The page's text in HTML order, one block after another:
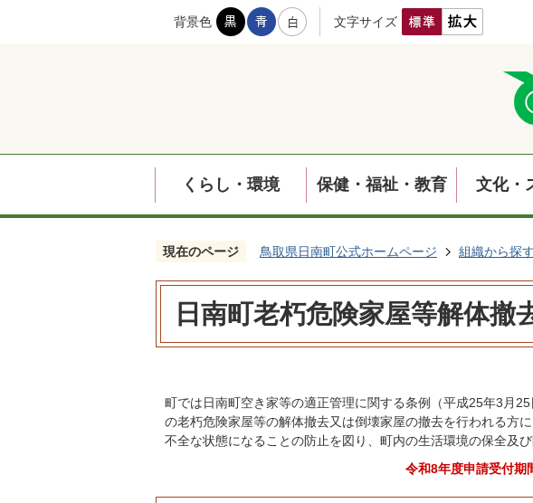
背景色 文字サイズ
くらし・環境 保健・福祉・教育 文化・
現在のページ 鳥取県日南町公式ホームページ 組織から探す
日南町老朽危険家屋等解体撤
町では日南町空き家等の適正管理に関する条例（平成25年3月
の老朽危険家屋等の解体撤去又は倒壊家屋の撤去を行われる方
不全な状態になることの防止を図り、町内の生活環境の保全及
令和8年度申請受付期